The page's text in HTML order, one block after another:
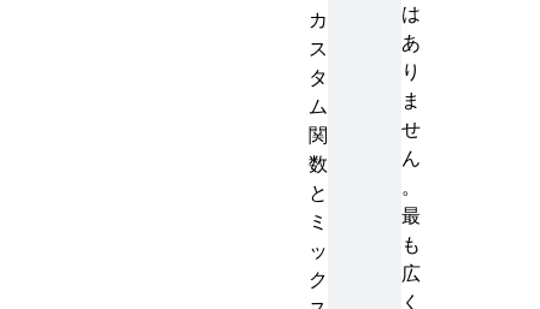
は
あ
り
ま
せ
ん
。
最
も
広
く
カ
ス
タ
ム
関
数
と
ミ
ッ
ク